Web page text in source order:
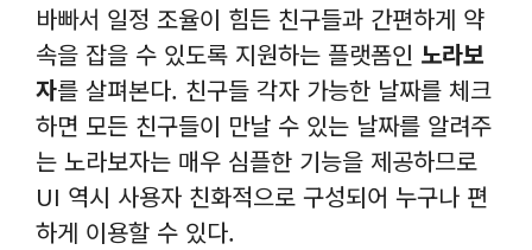
바빠서 일정 조율이 힘든 친구들과 간편하게 약
속을 잡을 수 있도록 지원하는 플랫폼인 노라보
자를 살펴본다. 친구들 각자 가능한 날짜를 체크
하면 모든 친구들이 만날 수 있는 날짜를 알려주
는 노라보자는 매우 심플한 기능을 제공하므로
UI 역시 사용자 친화적으로 구성되어 누구나 편
하게 이용할 수 있다.